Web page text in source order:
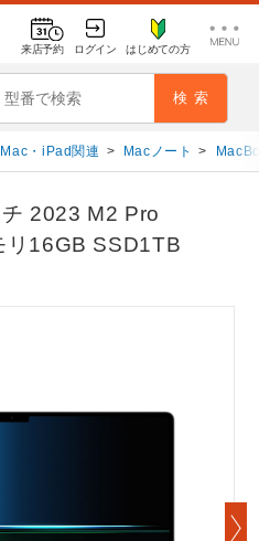
来店予約 ログイン はじめての方
・iPad関連 > Macノート >
2023 M2 Pro
16GB SSD1TB